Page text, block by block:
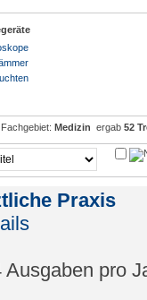
Medizin ergab 52
Praxis
Ausgaben pro